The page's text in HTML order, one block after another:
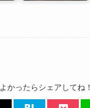
よかったらシェアしてね！